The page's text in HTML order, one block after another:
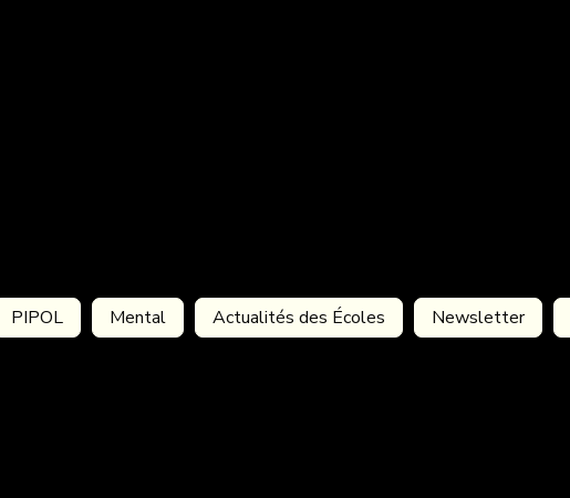
PIPOL Mental Actualités des Écoles Newsletter